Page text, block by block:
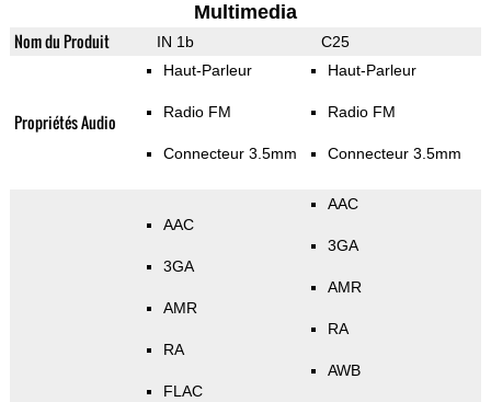
Multimedia
Nom du Produit IN 1b C25
Propriétés Audio
Haut-Parleur
Radio FM
Connecteur 3.5mm
Haut-Parleur
Radio FM
Connecteur 3.5mm
AAC
3GA
AMR
RA
FLAC
AAC
3GA
AMR
RA
AWB